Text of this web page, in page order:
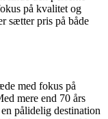
på kvalitet og
sætter pris på både
med fokus på
mere end 70 års
pålidelig destination